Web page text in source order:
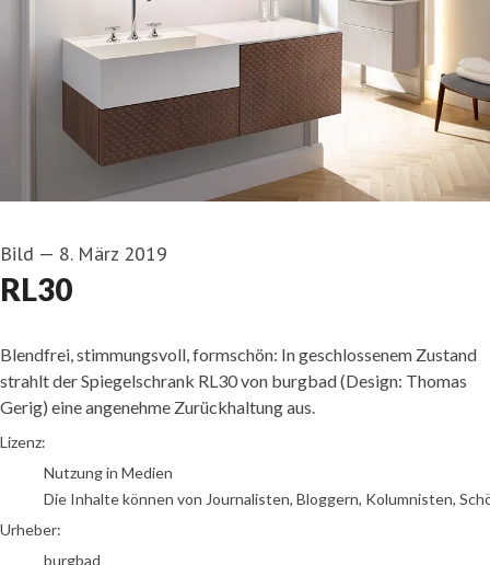
Bild — 8. März 2019
RL30
Blendfrei, stimmungsvoll, formschön: In geschlossenem Zustand
strahlt der Spiegelschrank RL30 von burgbad (Design: Thomas
Gerig) eine angenehme Zurückhaltung aus.
burgbad
Lizenz:
Nutzung in Medien
Die Inhalte können von Journalisten, Bloggern, Kolumnisten,
Urheber:
burgbad